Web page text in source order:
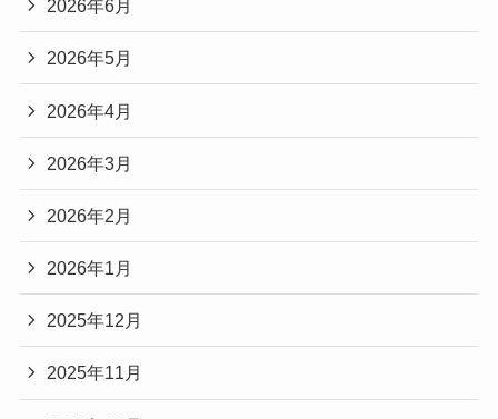
2026年6月
2026年5月
2026年4月
2026年3月
2026年2月
2026年1月
2025年12月
2025年11月